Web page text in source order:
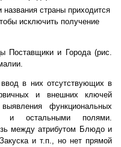
страны приходится
исключить получение
Поставщики и Города (рис.
в них отсутствующих в
и внешних ключей
функциональных
и остальными полями.
между атрибутом Блюдо и
и т.п., но нет прямой